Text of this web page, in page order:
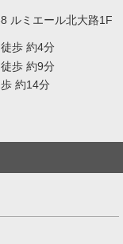
ルミエール北大路1F
歩 約4分
歩 約9分
約14分